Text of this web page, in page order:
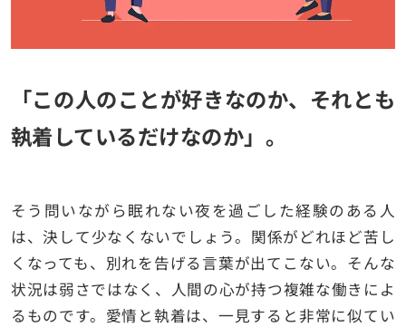
「この人のことが好きなのか、それとも
執着しているだけなのか」。
そう問いながら眠れない夜を過ごした経験のある人
は、決して少なくないでしょう。関係がどれほど苦し
くなっても、別れを告げる言葉が出てこない。そんな
状況は弱さではなく、人間の心が持つ複雑な働きによ
るものです。愛情と執着は、一見すると非常に似てい